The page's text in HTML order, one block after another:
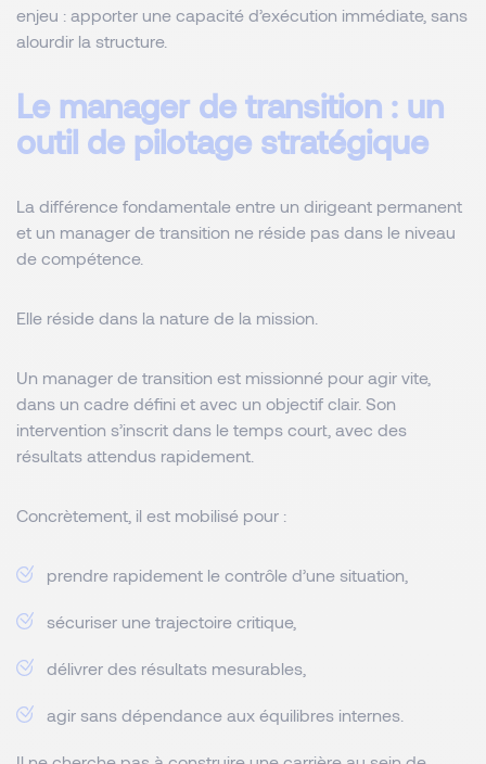
enjeu : apporter une capacité d’exécution immédiate, sans
alourdir la structure.
Le manager de transition : un
outil de pilotage stratégique
La différence fondamentale entre un dirigeant permanent
et un manager de transition ne réside pas dans le niveau
de compétence.
Elle réside dans la nature de la mission.
Un manager de transition est missionné pour agir vite,
dans un cadre défini et avec un objectif clair. Son
intervention s’inscrit dans le temps court, avec des
résultats attendus rapidement.
Concrètement, il est mobilisé pour :
prendre rapidement le contrôle d’une situation,
sécuriser une trajectoire critique,
délivrer des résultats mesurables,
agir sans dépendance aux équilibres internes.